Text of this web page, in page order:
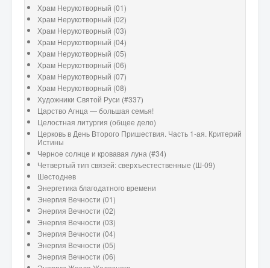
Храм Нерукотворный (01)
Храм Нерукотворный (02)
Храм Нерукотворный (03)
Храм Нерукотворный (04)
Храм Нерукотворный (05)
Храм Нерукотворный (06)
Храм Нерукотворный (07)
Храм Нерукотворный (08)
Художники Святой Руси (#337)
Царство Агнца — большая семья!
Целостная литургия (общее дело)
Церковь в День Второго Пришествия. Часть 1-ая. Критерий
Истины
Черное солнце и кровавая луна (#34)
Четвертый тип связей: сверхъестественные (Ш-09)
Шестоднев
Энергетика благодатного времени
Энергия Вечности (01)
Энергия Вечности (02)
Энергия Вечности (03)
Энергия Вечности (04)
Энергия Вечности (05)
Энергия Вечности (06)